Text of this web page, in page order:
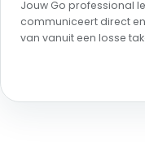
Jouw Go professional
communiceert direct
van vanuit een losse